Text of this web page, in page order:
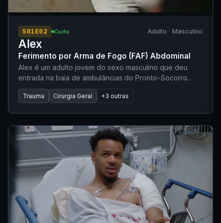
S01E02 Curto Adulto · Masculino
Alex
Ferimento por Arma de Fogo (FAF) Abdominal
Alex é um adulto jovem do sexo masculino que deu
entrada na baia de ambulâncias do Pronto-Socorro
após ser 'deixado' por um veículo particular. Ele se
queixa de dor abdominal intensa secundária a um
alergias.
Trauma Cirurgia Geral +3 outras